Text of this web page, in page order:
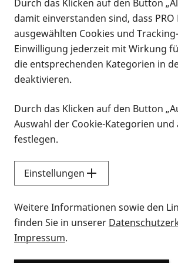
Infomaterial
Infomaterial
Vorlesen
Alle
Sie möchten
Durch das Klicken auf den Button
damit einverstanden sind, dass PRO
ausgewählten Cookies und
Einwilligung jederzeit mit Wirkung
die entsprechenden Kategorien in
deaktivieren.
Durch das Klicken auf den Button
Auswahl der Cookie-Kategorien
festlegen.
Einstellungen
Weitere Informationen sowie den
finden Sie in unserer
Impressum.